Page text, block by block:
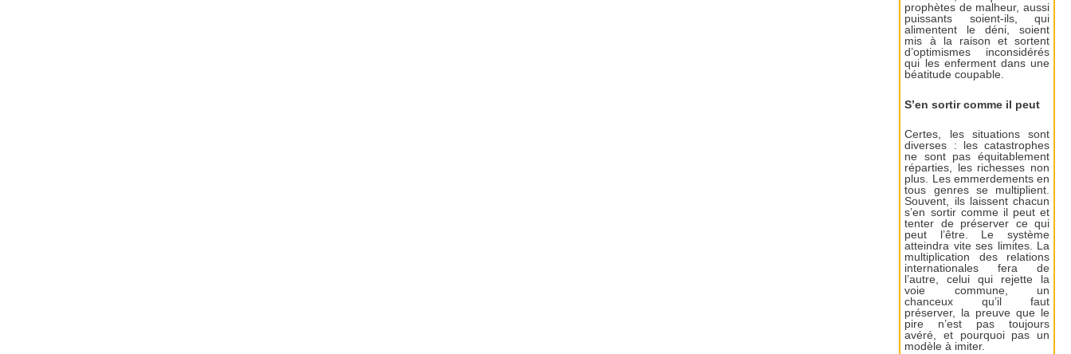
prophètes de malheur, aussi
puissants soient-ils, qui
alimentent le déni, soient
mis à la raison et sortent
d’optimismes inconsidérés
qui les enferment dans une
béatitude coupable.
S’en sortir comme il peut
Certes, les situations sont
diverses : les catastrophes
ne sont pas équitablement
réparties, les richesses non
plus. Les emmerdements en
tous genres se multiplient.
Souvent, ils laissent chacun
s’en sortir comme il peut et
tenter de préserver ce qui
peut l’être. Le système
atteindra vite ses limites. La
multiplication des relations
internationales fera de
l’autre, celui qui rejette la
voie commune, un
chanceux qu’il faut
préserver, la preuve que le
pire n’est pas toujours
avéré, et pourquoi pas un
modèle à imiter.